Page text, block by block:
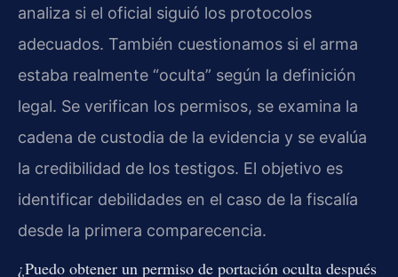
analiza si el oficial siguió los protocolos
adecuados. También cuestionamos si el arma
estaba realmente “oculta” según la definición
legal. Se verifican los permisos, se examina la
cadena de custodia de la evidencia y se evalúa
la credibilidad de los testigos. El objetivo es
identificar debilidades en el caso de la fiscalía
desde la primera comparecencia.
¿Puedo obtener un permiso de portación oculta después